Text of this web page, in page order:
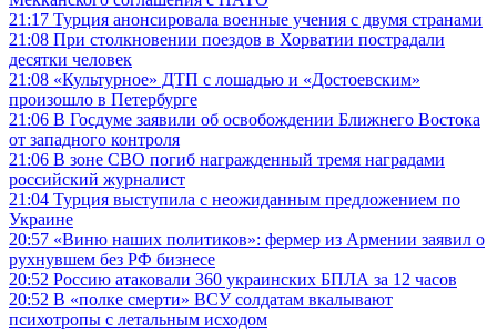
21:17 Турция анонсировала военные учения с двумя странами
21:08 При столкновении поездов в Хорватии пострадали
десятки человек
21:08 «Культурное» ДТП с лошадью и «Достоевским»
произошло в Петербурге
21:06 В Госдуме заявили об освобождении Ближнего Востока
от западного контроля
21:06 В зоне СВО погиб награжденный тремя наградами
российский журналист
21:04 Турция выступила с неожиданным предложением по
Украине
20:57 «Виню наших политиков»: фермер из Армении заявил о
рухнувшем без РФ бизнесе
20:52 Россию атаковали 360 украинских БПЛА за 12 часов
20:52 В «полке смерти» ВСУ солдатам вкалывают
психотропы с летальным исходом